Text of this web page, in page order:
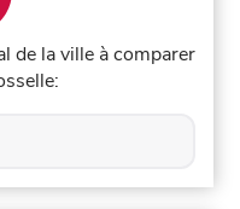
de la ville à comparer